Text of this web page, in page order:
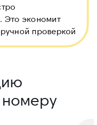
Это экономит
проверкой